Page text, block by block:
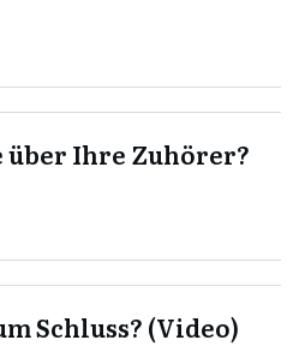
über Ihre Zuhörer?
Schluss? (Video)